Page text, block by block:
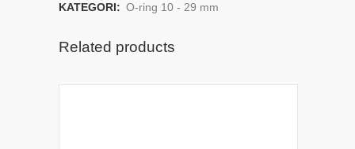
KATEGORI: O-ring 10 - 29 mm
Related products